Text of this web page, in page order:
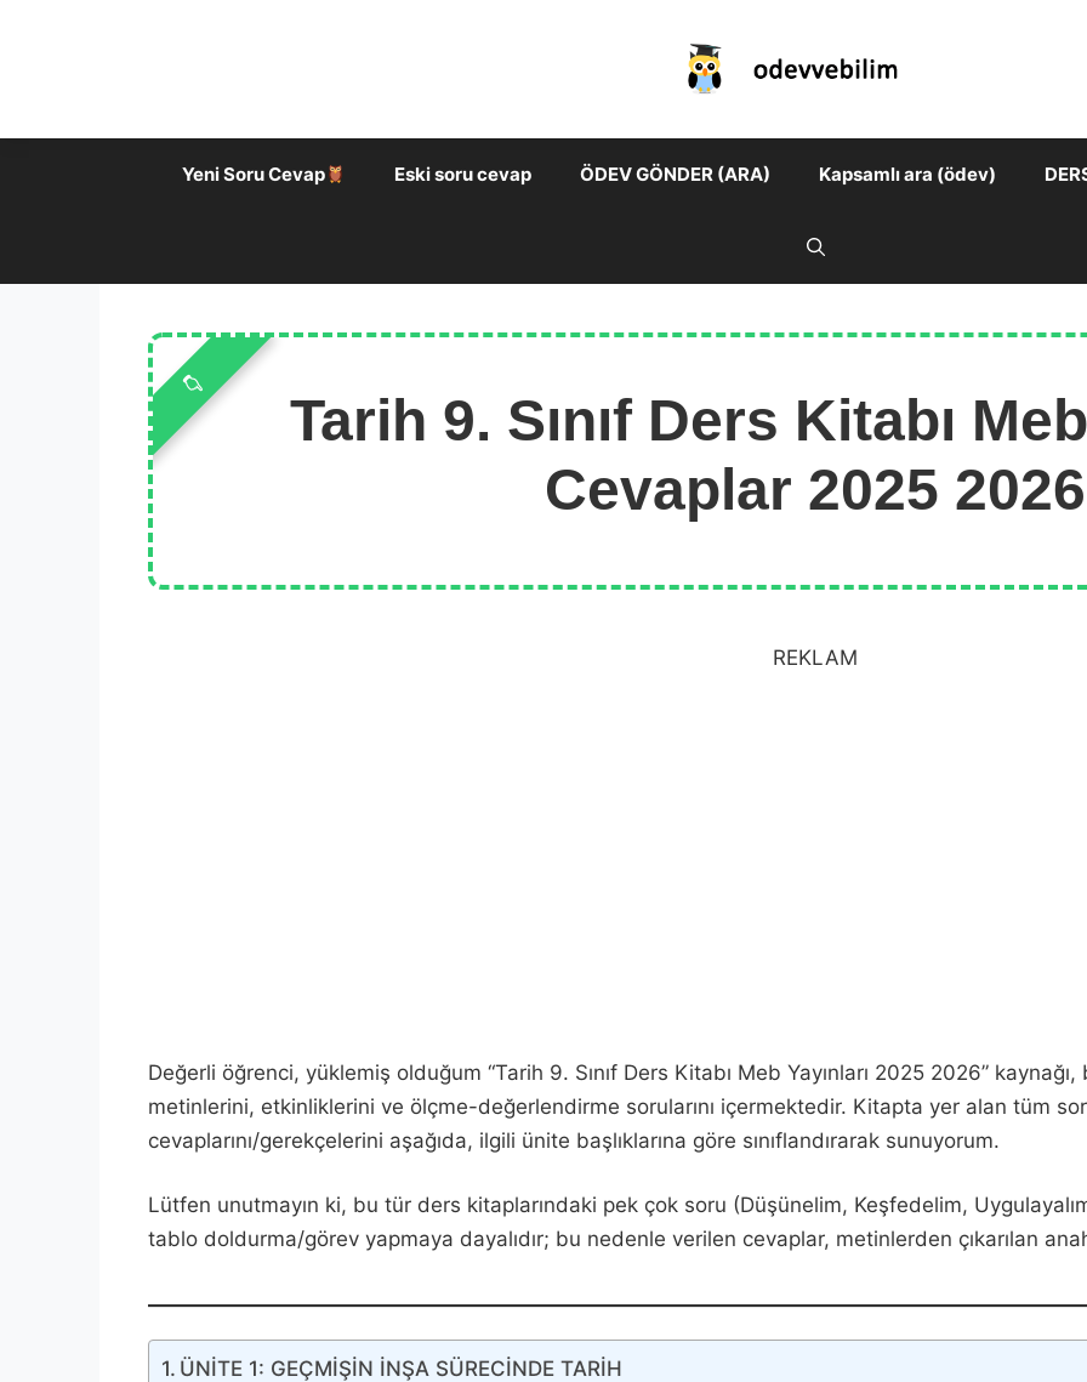
Yeni Soru Cevap Eski soru cevap ÖDEV GÖNDER (ARA) Kapsamlı ara (ödev)
Tarih 9. Sınıf Ders Kitabı
Cevaplar 2025 2026
REKLAM
Değerli öğrenci, yüklemiş olduğum “Tarih 9. Sınıf Ders Kitabı Meb Yayınları 2025 2026”
metinlerini, etkinliklerini ve ölçme-değerlendirme sorularını içermektedir. Kitapta yer alan tüm
cevaplarını/gerekçelerini aşağıda, ilgili ünite başlıklarına göre sınıflandırarak sunuyorum.
Lütfen unutmayın ki, bu tür ders kitaplarındaki pek çok soru (Düşünelim, Keşfedelim,
tablo doldurma/görev yapmaya dayalıdır; bu nedenle verilen cevaplar, metinlerden çıkarılan
ÜNİTE 1: GEÇMİŞİN İNŞA SÜRECİNDE TARİH